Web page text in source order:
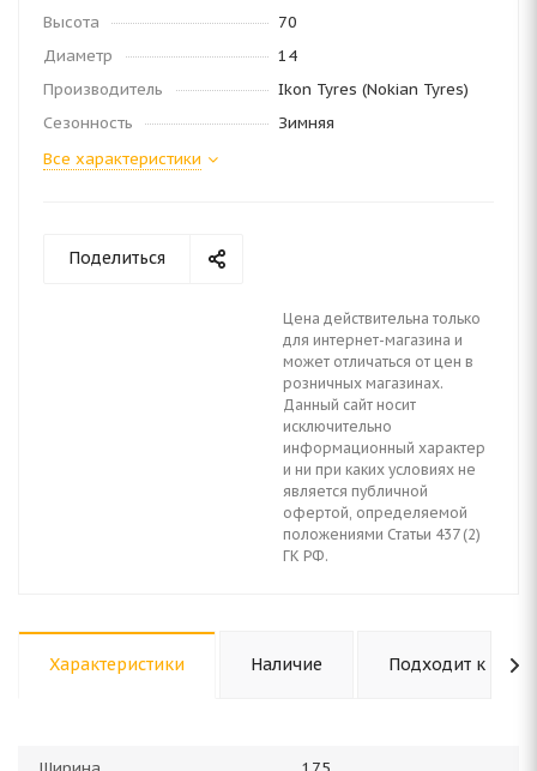
Высота
70
Диаметр
14
Производитель
Ikon Tyres (Nokian Tyres)
Сезонность
Зимняя
Все характеристики
Поделиться
Цена действительна только
для интернет-магазина и
может отличаться от цен в
розничных магазинах.
Данный сайт носит
исключительно
информационный характер
и ни при каких условиях не
является публичной
офертой, определяемой
положениями Статьи 437 (2)
ГК РФ.
Характеристики Наличие Подходит к авто